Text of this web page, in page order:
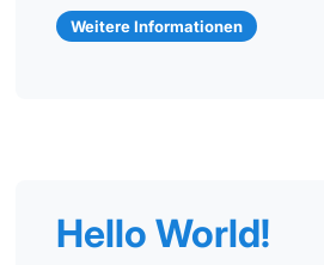
Weitere Informationen
Hello World!